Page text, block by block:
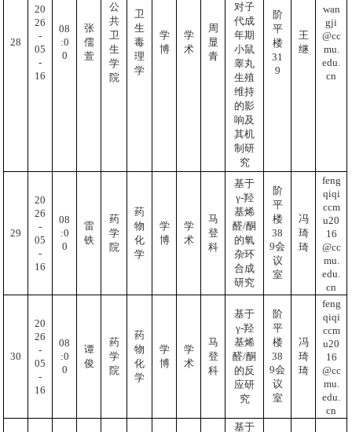
28
20
26
-
05
-
16
08
:0
0
张
儒
萱
公
共
卫
生
学
院
卫
生
毒
理
学
学
博
学
术
周
显
青
对子
代成
年期
小鼠
睾丸
生殖
维持
的影
响及
其机
制研
究
阶
平
楼
31
9
王
继
wan
gji
@cc
mu.
edu.
cn
29
20
26
-
05
-
16
08
:0
0
雷
铁
药
学
院
药
物
化
学
学
博
学
术
马
登
科
基于
γ-羟
基烯
醛/酮
的氧
杂环
合成
研究
阶
平
楼
38
9会
议
室
冯
琦
琦
feng
qiqi
ccm
u20
16
@cc
mu.
edu.
cn
30
20
26
-
05
-
16
08
:0
0
谭
俊
药
学
院
药
物
化
学
学
博
学
术
马
登
科
基于
γ-羟
基烯
醛/酮
的反
应研
究
阶
平
楼
38
9会
议
室
冯
琦
琦
feng
qiqi
ccm
u20
16
@cc
mu.
edu.
cn
基于